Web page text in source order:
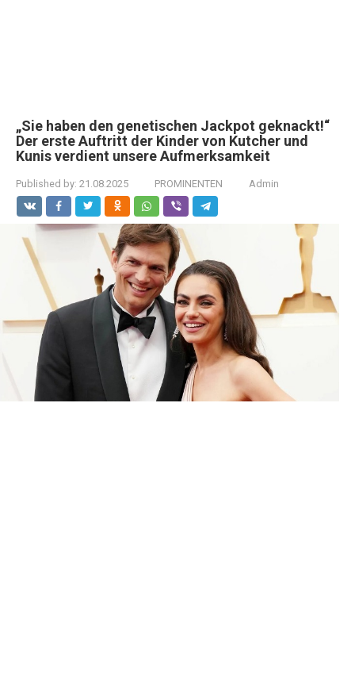
„Sie haben den genetischen Jackpot geknackt!“
Der erste Auftritt der Kinder von Kutcher und
Kunis verdient unsere Aufmerksamkeit
Published by: 21.08.2025 PROMINENTEN Admin